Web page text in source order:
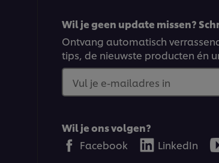
Wil je geen update missen?
Ontvang automatisch
tips, de nieuwste producten én
Vul je e-mailadres in
Wil je ons volgen?
Facebook
LinkedIn